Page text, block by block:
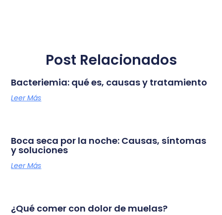
Post Relacionados
Bacteriemia: qué es, causas y tratamiento
Leer Más
Boca seca por la noche: Causas, síntomas
y soluciones
Leer Más
¿Qué comer con dolor de muelas?